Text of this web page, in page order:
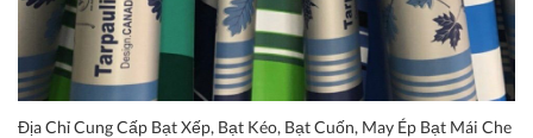
Địa Chỉ Cung Cấp Bạt Xếp, Bạt Kéo, Bạt Cuốn, May Ép Bạt Mái Che